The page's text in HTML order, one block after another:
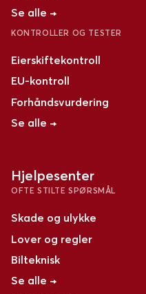
Se alle →
KONTROLLER OG TESTER
Eierskiftekontroll
EU-kontroll
Forhåndsvurdering
Se alle →
Hjelpesenter
OFTE STILTE SPØRSMÅL
Skade og ulykke
Lover og regler
Bilteknisk
Se alle →